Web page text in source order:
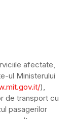
afectate,
ul Ministerului
),
de transport cu
pasagerilor